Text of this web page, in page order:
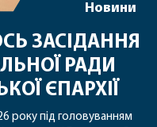
Новини
ЗАСІДАННЯ
РАДИ
ЄПАРХІЇ
року під головуванням